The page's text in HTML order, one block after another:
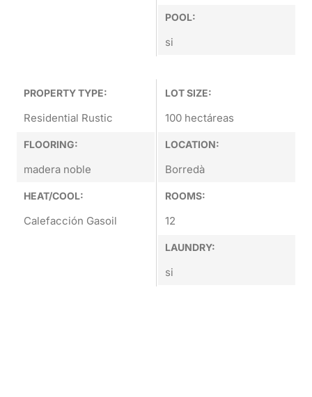
POOL:
si
PROPERTY TYPE:
Residential Rustic
FLOORING:
madera noble
HEAT/COOL:
Calefacción Gasoil
LOT SIZE:
100 hectáreas
LOCATION:
Borredà
ROOMS:
12
LAUNDRY:
si